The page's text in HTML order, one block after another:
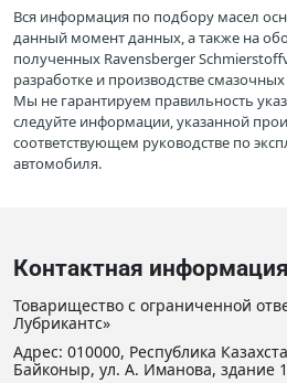
Вся информация по подбору масел
данный момент данных, а также на
полученных Ravensberger
разработке и производстве
Мы не гарантируем правильность
следуйте информации, указанной
соответствующем руководстве по
автомобиля.
Контактная информация
Товарищество с ограниченной
Лубрикантс»
Адрес: 010000, Республика
Байконыр, ул. А. Иманова, здание